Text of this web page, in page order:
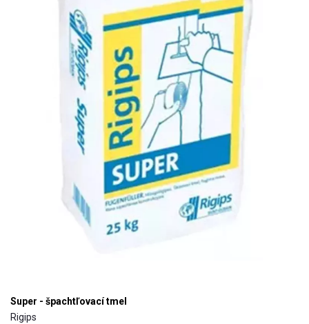
Super - špachtľovací tmel
Rigips